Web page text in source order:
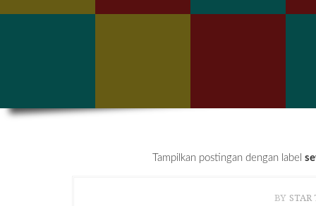
Tampilkan postingan dengan label
BY